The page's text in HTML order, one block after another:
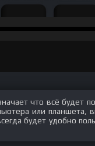
что всё будет
или
будет удобно